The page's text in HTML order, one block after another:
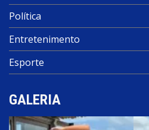
Política
Entretenimento
Esporte
GALERIA